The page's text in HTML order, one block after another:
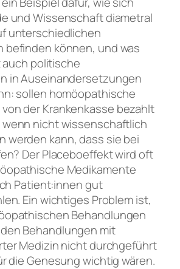
und Wissenschaft diametral
unterschiedlichen
befinden können, und was
politische
in Auseinandersetzungen
sollen homöopathische
der Krankenkasse bezahlt
nicht wissenschaftlich
werden kann, dass sie bei
Der Placeboeffekt wird oft
Medikamente
Patient:innen gut
Ein wichtiges Problem ist,
Behandlungen
Behandlungen mit
Medizin nicht durchgeführt
die Genesung wichtig wären.